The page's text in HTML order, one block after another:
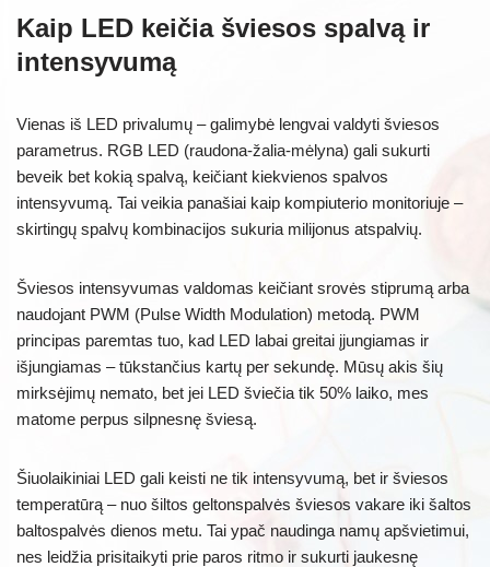
Kaip LED keičia šviesos spalvą ir
intensyvumą
Vienas iš LED privalumų – galimybė lengvai valdyti šviesos
parametrus. RGB LED (raudona-žalia-mėlyna) gali sukurti
beveik bet kokią spalvą, keičiant kiekvienos spalvos
intensyvumą. Tai veikia panašiai kaip kompiuterio monitoriuje –
skirtingų spalvų kombinacijos sukuria milijonus atspalvių.
Šviesos intensyvumas valdomas keičiant srovės stiprumą arba
naudojant PWM (Pulse Width Modulation) metodą. PWM
principas paremtas tuo, kad LED labai greitai įjungiamas ir
išjungiamas – tūkstančius kartų per sekundę. Mūsų akis šių
mirksėjimų nemato, bet jei LED šviečia tik 50% laiko, mes
matome perpus silpnesnę šviesą.
Šiuolaikiniai LED gali keisti ne tik intensyvumą, bet ir šviesos
temperatūrą – nuo šiltos geltonspalvės šviesos vakare iki šaltos
baltospalvės dienos metu. Tai ypač naudinga namų apšvietimui,
nes leidžia prisitaikyti prie paros ritmo ir sukurti jaukesnę